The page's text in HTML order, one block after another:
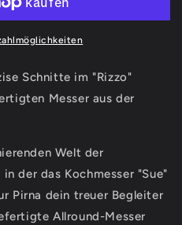
Schnitte im "Rizzo"
Messer aus der
Welt der
der das Kochmesser "Sue"
Pirna dein treuer Begleiter
Allround-Messer